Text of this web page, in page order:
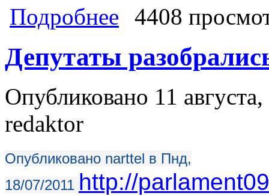
Подробнее о Делегация депутатов-
пролитой кровью
4408
Депутаты
Опубликовано 11
redaktor
Опубликовано narttel в Пнд,
18/07/2011 http://